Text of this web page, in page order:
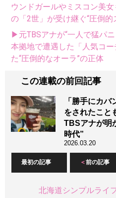
ウンドガールやミスコン美女
の「2世」が受け継ぐ“圧倒的
▶元TBSアナが“一人で猛パ
本拠地で遭遇した「人気コ
た“圧倒的なオーラ”の正体
この連載の前回記事
「勝手にカバ
をされたこと
TBSアナが明
時代”
2026.03.20
最初の記事 前の記事
北海道シンプルライ